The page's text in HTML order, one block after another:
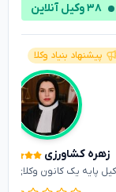
۳۸ وکیل آنلاین
پیشنهاد بنیاد وکلا
زهره کشاورزی
پایه یک کانون وکلای